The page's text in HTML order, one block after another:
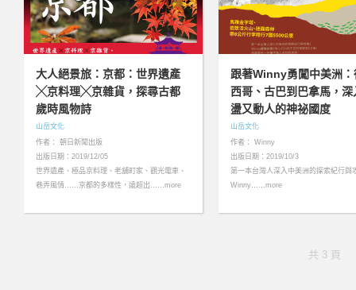
大人絕景旅：京都：世界遺產
╳京料理╳京雜貨，探尋古都
歲時風物詩
山岳文化
作者： 朝日新聞出版
出版日期：2019/12/05
世界遺產、極品京料理、老舖町家、觀光電車、
巷弄風情……京都的多樣性，遠超出……more
跟著Winny勇闖中美洲：
西哥、古巴到巴拿馬，深
盪又動人的神祕國度
山岳文化
作者： Winny
出版日期：2019/10/3
第一本台灣人深入中美洲的探索紀行與
Winny……more
共 3 頁